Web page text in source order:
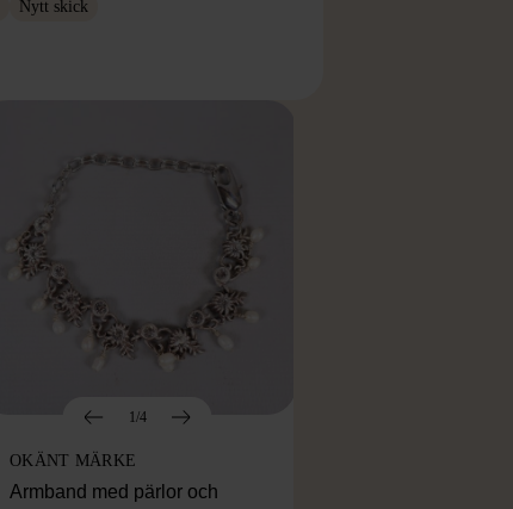
Nytt skick
1/4
OKÄNT MÄRKE
Armband med pärlor och